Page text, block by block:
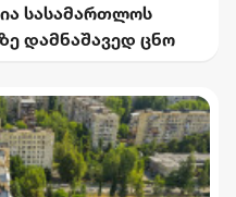
სასამართლოს
დამნაშავედ ცნო